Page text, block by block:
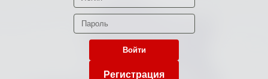
Войти
Регистрация